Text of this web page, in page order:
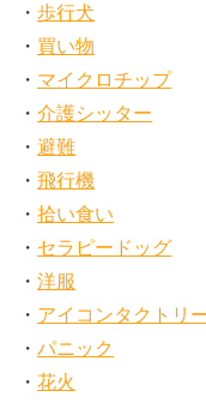
歩行犬
買い物
マイクロチップ
介護シッター
避難
飛行機
拾い食い
セラピードッグ
洋服
アイコンタクトリ
パニック
花火